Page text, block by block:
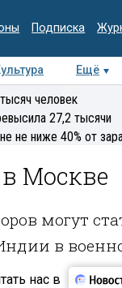
Подписка
Ещё
Колумнисты
человек
27,2 тысячи
не ниже 40% от
Москве
могут
в
нас в